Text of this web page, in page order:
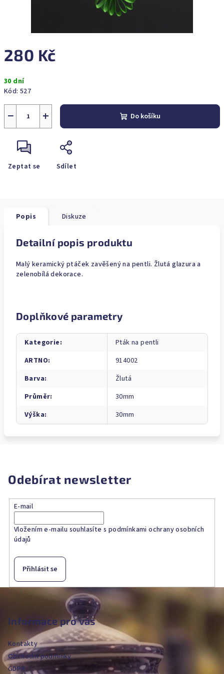
280 Kč
cena:
30 dní
Kód: 527
+
− Do košíku
Zeptat se Sdílet
Popis Diskuze
Detailní popis produktu
Malý keramický ptáček zavěšený na pentli. Žlutá glazura a
zelenobílá dekorace.
Doplňkové parametry
Kategorie:
Pták na pentli
ARTNO:
914002
Barva:
Žlutá
Průměr:
30mm
Výška: 30mm
Odebírat newsletter
E-mail
Vložením e-mailu souhlasíte s podmínkami ochrany osobních
údajů
Přihlásit se
Z
t
í
Informace pro vás
Kontakty
Obchodní podmínky
GDPR